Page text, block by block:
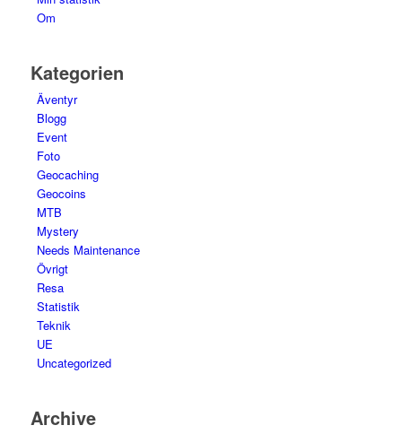
Om
Kategorien
Äventyr
Blogg
Event
Foto
Geocaching
Geocoins
MTB
Mystery
Needs Maintenance
Övrigt
Resa
Statistik
Teknik
UE
Uncategorized
Archive